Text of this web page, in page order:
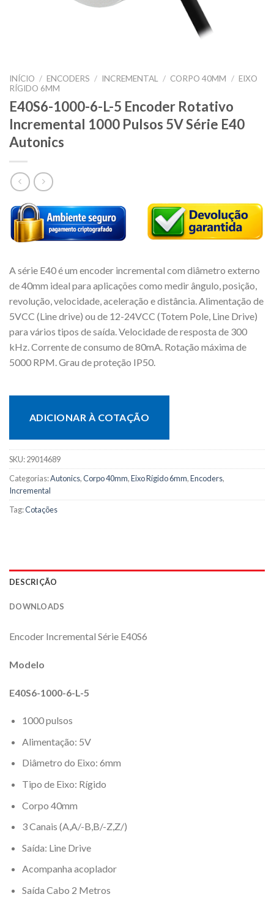
INÍCIO / ENCODERS / INCREMENTAL / CORPO 40MM / EIXO
RÍGIDO 6MM
E40S6-1000-6-L-5 Encoder Rotativo
Incremental 1000 Pulsos 5V Série E40
Autonics
A série E40 é um encoder incremental com diâmetro externo
de 40mm ideal para aplicações como medir ângulo, posição,
revolução, velocidade, aceleração e distância. Alimentação de
5VCC (Line drive) ou de 12-24VCC (Totem Pole, Line Drive)
para vários tipos de saída. Velocidade de resposta de 300
kHz. Corrente de consumo de 80mA. Rotação máxima de
5000 RPM. Grau de proteção IP50.
ADICIONAR À COTAÇÃO
SKU:29014689
Categorias:Autonics,Corpo 40mm,Eixo Rígido 6mm,Encoders,
Incremental
Tag:Cotações
DESCRIÇÃO
DOWNLOADS
Encoder Incremental Série E40S6
Modelo
E40S6-1000-6-L-5
1000 pulsos
Alimentação: 5V
Diâmetro do Eixo: 6mm
Tipo de Eixo: Rígido
Corpo 40mm
3 Canais (A,A/-B,B/-Z,Z/)
Saída: Line Drive
Acompanha acoplador
Saída Cabo 2 Metros